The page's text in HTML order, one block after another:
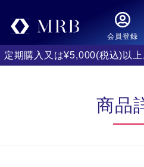
会員登録
定期購入又は¥5,000(税込)以
商品